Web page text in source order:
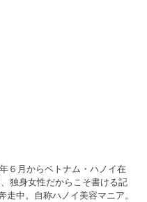
６月からベトナム・ハノイ在
独身女性だからこそ書ける記
走中。自称ハノイ美容マニア。